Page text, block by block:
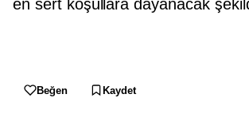
en sert koşullara dayanacak
Beğen Kaydet